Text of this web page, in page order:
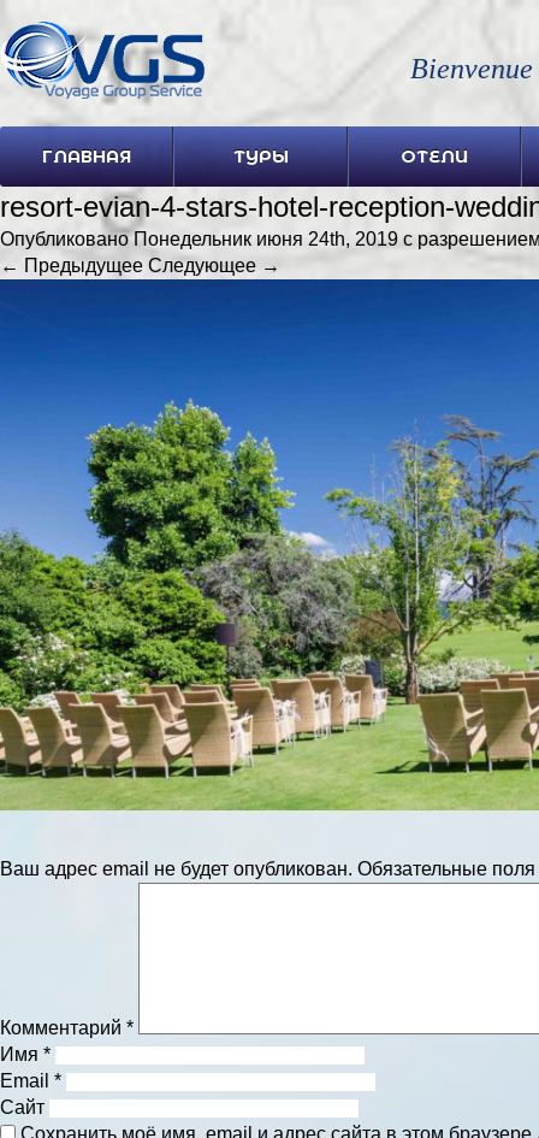
ГЛАВНАЯ ТУРЫ ОТЕЛИ
resort-evian-4-stars-hotel-reception-
ОпубликованоПонедельник июня 24th, 2019 с
← Предыдущее Следующее →
Ваш адрес email не будет опубликован. Обязательные
Комментарий *
Имя *
Email *
Сайт
Сохранить моё имя, email и адрес сайта в этом